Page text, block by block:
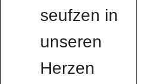
seufzen in
unseren
Herzen